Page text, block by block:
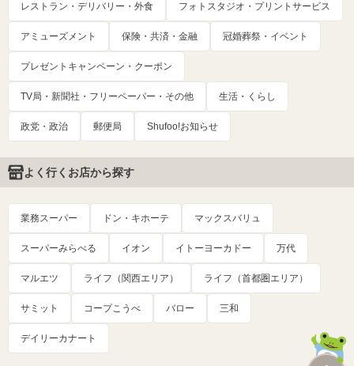
レストラン・デリバリー・外食 フォトスタジオ・プリントサービス
アミューズメント 保険・共済・金融 冠婚葬祭・イベント
プレゼントキャンペーン・クーポン
TV局・新聞社・フリーペーパー・その他 生活・くらし
政党・政治 郵便局 Shufoo!お知らせ
よく行くお店から探す
業務スーパー ドン・キホーテ マックスバリュ
スーパーみらべる イオン イトーヨーカドー 万代
マルエツ ライフ（関西エリア） ライフ（首都圏エリア）
サミット コープこうべ バロー 三和
デイリーカナート